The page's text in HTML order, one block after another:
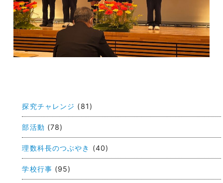
ナ
ビ
ゲ
ー
シ
探究チャレンジ (81)
部活動 (78)
理数科長のつぶやき (40)
学校行事 (95)